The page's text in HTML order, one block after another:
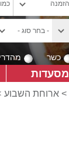
כשר
מסעדות
> ארוחת השבוע